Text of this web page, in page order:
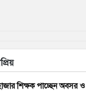
শিক্ষক পাচ্ছেন অবসর ও